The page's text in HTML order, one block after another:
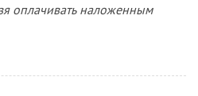
оплачивать наложенным